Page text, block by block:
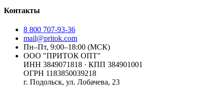
Контакты
8 800 707-93-36
mail@pritok.com
Пн–Пт, 9:00–18:00 (МСК)
ООО "ПРИТОК ОПТ"
ИНН 3849071818 · КПП 384901001
ОГРН 1183850039218
г. Подольск, ул. Лобачева, 23